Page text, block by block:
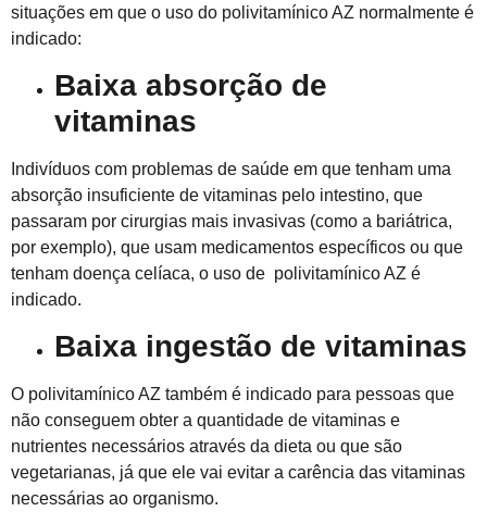
situações em que o uso do polivitamínico AZ normalmente é
indicado:
Baixa absorção de
vitaminas
Indivíduos com problemas de saúde em que tenham uma
absorção insuficiente de vitaminas pelo intestino, que
passaram por cirurgias mais invasivas (como a bariátrica,
por exemplo), que usam medicamentos específicos ou que
tenham doença celíaca, o uso de polivitamínico AZ é
indicado.
Baixa ingestão de vitaminas
O polivitamínico AZ também é indicado para pessoas que
não conseguem obter a quantidade de vitaminas e
nutrientes necessários através da dieta ou que são
vegetarianas, já que ele vai evitar a carência das vitaminas
necessárias ao organismo.